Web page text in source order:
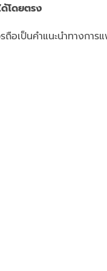
โดยตรง
อเป็นคำแนะนำทางก